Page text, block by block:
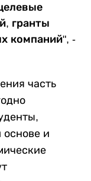
гранты
компаний", -
часть
основе и